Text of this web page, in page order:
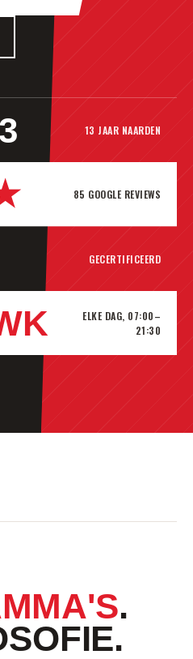
13 JAAR NAARDEN
85 GOOGLE REVIEWS
GECERTIFICEERD
ELKE DAG, 07:00–
21:30
.